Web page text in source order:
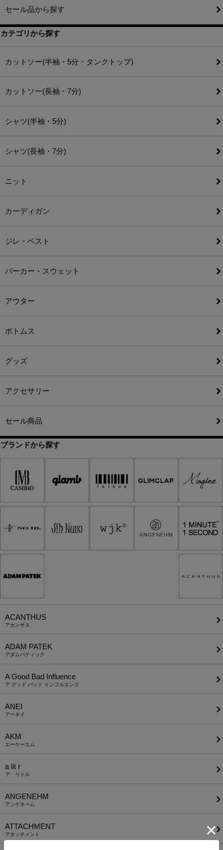
セール品から探す
カテゴリから探す
カットソー(半袖・5分・タンクトップ)
カットソー(長袖・7分)
シャツ(半袖・5分)
シャツ(長袖・7分)
ニット
カーディガン
ジレ・ベスト
パーカー・スウェット
アウター
ボトムス
グッズ
アクセサリー
セール商品
ブランドから探す
ACANTHUS
アカンサス
ADAM PATEK
アダムパティック
A Good Bad Influence
ア グッド バッド インフルエンス
ANEI
アーネイ
AKM
エーケーエム
a lit r
ア リトル
ANGENEHM
アンゲネーム
ATTACHMENT
アタッチメント